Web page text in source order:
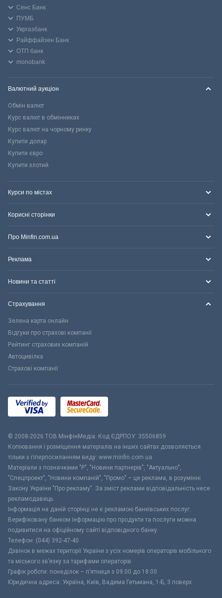
Сенс Банк
ПУМБ
Укргазбанк
Райффайзен Банк
ОТП банк
monobank
Валютний аукціон
Обмін валют
Курс валют в обмінниках
Курс валют на чорному ринку
Купити долар
Купити євро
Купити злотий
Курси по містах
Корисні сторінки
Про Minfin.com.ua
Реклама
Новини та статті
Страхування
Зелена карта онлайн
Відгуки про страхові компанії
Рейтинг страхових компаній
Автоцивілка
Страхові компанії
© 2008-2026 ТОВ МiнфiнМедiа. Код ЄДРПОУ: 35506859
Копіювання і розміщення матеріалів на інших сайтах дозволяється
тільки з гіперпосиланням виду: www.minfin.com.ua
Матеріали з позначками "Р", "Новини партнерів", "Актуально",
"Спецпроект", "Новини компаній", "Промо" – це реклама, в розумінні
Закону України "Про рекламу". За зміст реклами відповідальність несе
рекламодавець.
Інформація на даній сторінці не є рекламою банківських послуг.
Верифіковану банком інформацію про продукти та послуги можна
подивитися на офіційному сайті відповідного банку.
Телефон: (044) 392-47-40
Дзвінок в межах території України з усіх номерів операторів мобільного
та міського зв’язку за тарифами операторів
Графік роботи: понеділок – п’ятниця з 09:00 до 18:00
Юридична адреса: Україна, Київ, Вадима Гетьмана, 1-Б, 3 поверх